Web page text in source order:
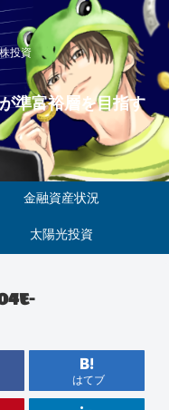
投資
準富裕層を目指す
金融資産状況
太陽光投資
はてブ